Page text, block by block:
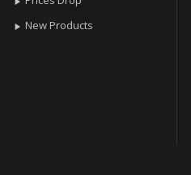
 New Products